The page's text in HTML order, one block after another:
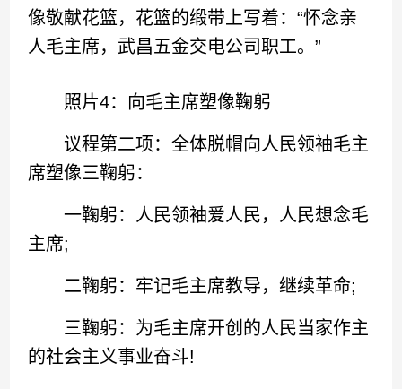
像敬献花篮，花篮的缎带上写着：“怀念亲
人毛主席，武昌五金交电公司职工。”
照片4：向毛主席塑像鞠躬
议程第二项：全体脱帽向人民领袖毛主
席塑像三鞠躬：
一鞠躬：人民领袖爱人民，人民想念毛
主席;
二鞠躬：牢记毛主席教导，继续革命;
三鞠躬：为毛主席开创的人民当家作主
的社会主义事业奋斗!